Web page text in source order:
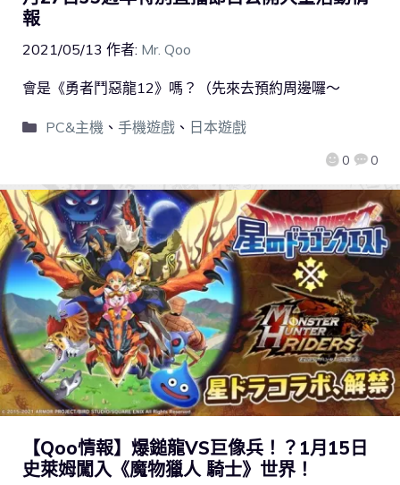
報
2021/05/13 作者: Mr. Qoo
0 0
會是《勇者鬥惡龍12》嗎？（先來去預約周邊囉～
PC&主機、 手機遊戲、 日本遊戲
【Qoo情報】爆鎚龍VS巨像兵！？1月15日
史萊姆闖入《魔物獵人 騎士》世界！